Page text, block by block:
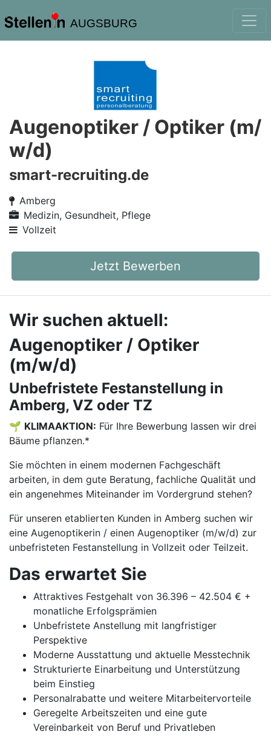
AUGSBURG
Augenoptiker / Optiker (m/
w/d)
smart-recruiting.de
Amberg
Medizin, Gesundheit, Pflege
Vollzeit
Jetzt Bewerben
Wir suchen aktuell:
Augenoptiker / Optiker
(m/w/d)
Unbefristete Festanstellung in
Amberg, VZ oder TZ
🌱 KLIMAAKTION: Für Ihre Bewerbung lassen wir drei
Bäume pflanzen.*
Sie möchten in einem modernen Fachgeschäft
arbeiten, in dem gute Beratung, fachliche Qualität und
ein angenehmes Miteinander im Vordergrund stehen?
Für unseren etablierten Kunden in Amberg suchen wir
eine Augenoptikerin / einen Augenoptiker (m/w/d) zur
unbefristeten Festanstellung in Vollzeit oder Teilzeit.
Das erwartet Sie
Attraktives Festgehalt von 36.396 – 42.504 € +
monatliche Erfolgsprämien
Unbefristete Anstellung mit langfristiger
Perspektive
Moderne Ausstattung und aktuelle Messtechnik
Strukturierte Einarbeitung und Unterstützung
beim Einstieg
Personalrabatte und weitere Mitarbeitervorteile
Geregelte Arbeitszeiten und eine gute
Vereinbarkeit von Beruf und Privatleben